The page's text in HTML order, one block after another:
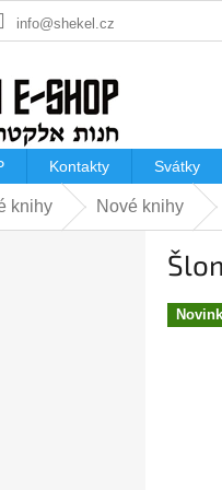
info@shekel.cz
Kontakty Svátky
knihy Nové knihy